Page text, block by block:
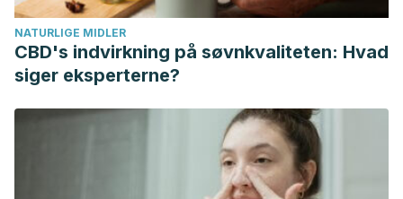
non-treated diabetic patients: randomized controlled trial.
Nutrition. 2013;29(9):1110-1114. doi:10.1016/j.nut.2013.02.015
Surjushe, A., Vasani, R., & Saple, D. G. (2008). Aloe vera: a
short review.
https://doi.org/10.4103/0019-5154.44785
Langmead L, Makins RJ, Rampton DS. Anti-inflammatory
effects of aloe vera gel in human colorectal mucosa in
. 2004;19(5):521-527.
NATURLIGE MIDLER
CBD's indvirkning på søvnkvaliteten: Hvad
siger eksperterne?